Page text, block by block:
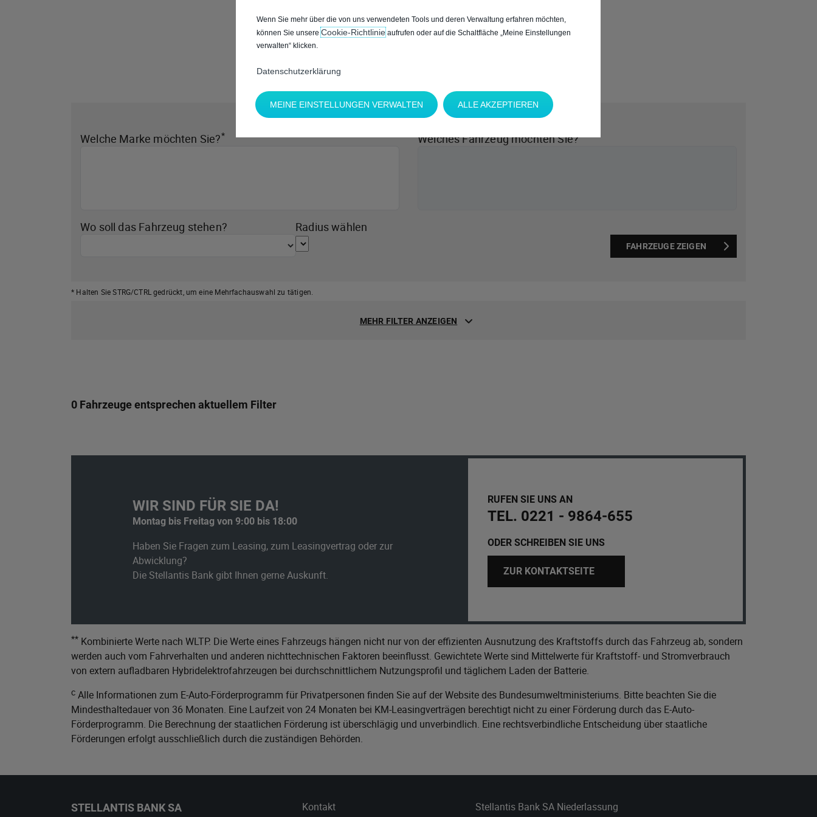
Welche Marke möchten Sie?* Welches Fahrzeug möchten Sie?*
Wo soll das Fahrzeug stehen? Radius wählen
FAHRZEUGE ZEIGEN
* Halten Sie STRG/CTRL gedrückt, um eine Mehrfachauswahl zu tätigen.
MEHR FILTER ANZEIGEN
0 Fahrzeuge entsprechen aktuellem Filter
WIR SIND FÜR SIE DA!
Montag bis Freitag von 9:00 bis 18:00
Haben Sie Fragen zum Leasing, zum Leasingvertrag oder zur
Abwicklung?
Die Stellantis Bank gibt Ihnen gerne Auskunft.
RUFEN SIE UNS AN
TEL. 0221 - 9864-655
ODER SCHREIBEN SIE UNS
ZUR KONTAKTSEITE
** Kombinierte Werte nach WLTP. Die Werte eines Fahrzeugs hängen nicht nur von der effizienten Ausnutzung des Kraftstoffs durch das Fahrzeug ab, sondern
werden auch vom Fahrverhalten und anderen nichttechnischen Faktoren beeinflusst. Gewichtete Werte sind Mittelwerte für Kraftstoff- und Stromverbrauch
von extern aufladbaren Hybridelektrofahrzeugen bei durchschnittlichem Nutzungsprofil und täglichem Laden der Batterie.
c Alle Informationen zum E-Auto-Förderprogramm für Privatpersonen finden Sie auf der Website des Bundesumweltministeriums. Bitte beachten Sie die
Mindesthaltedauer von 36 Monaten. Eine Laufzeit von 24 Monaten bei KM-Leasingverträgen berechtigt nicht zu einer Förderung durch das E-Auto-
Förderprogramm. Die Berechnung der staatlichen Förderung ist überschlägig und unverbindlich. Eine rechtsverbindliche Entscheidung über staatliche
Förderungen erfolgt ausschließlich durch die zuständigen Behörden.
STELLANTIS BANK SA
Kontakt
Stellantis Bank SA Niederlassung
Wenn Sie mehr über die von uns verwendeten Tools und deren Verwaltung erfahren möchten,
können Sie unsereCookie‑Richtlinieaufrufen oder auf die Schaltfläche „Meine Einstellungen
verwalten“ klicken.
Datenschutzerklärung
MEINE EINSTELLUNGEN VERWALTEN ALLE AKZEPTIEREN